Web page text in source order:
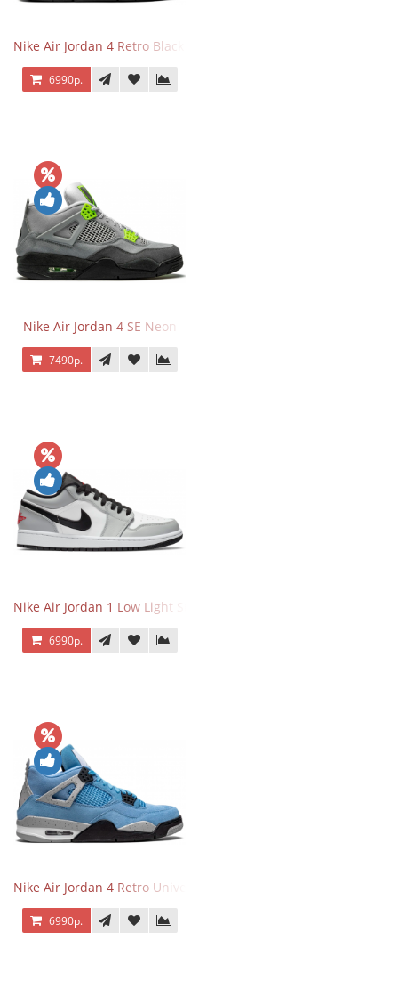
Nike Air Jordan 4 Retro Black Cat
6990р.
Nike Air Jordan 4 SE Neon
7490р.
Nike Air Jordan 1 Low Light Smoke Grey
6990р.
Nike Air Jordan 4 Retro University Blue
6990р.